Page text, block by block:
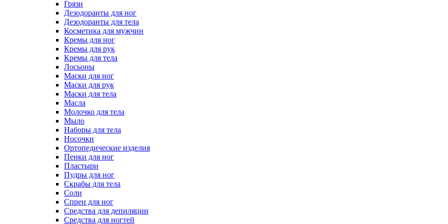
Грязи
Дезодоранты для ног
Дезодоранты для тела
Косметика для мужчин
Кремы для ног
Кремы для рук
Кремы для тела
Лосьоны
Маски для ног
Маски для рук
Маски для тела
Масла
Молочко для тела
Мыло
Наборы для тела
Носочки
Ортопедические изделия
Пенки для ног
Пластыри
Пудры для ног
Скрабы для тела
Соли
Спреи для ног
Средства для депиляции
Средства для ногтей